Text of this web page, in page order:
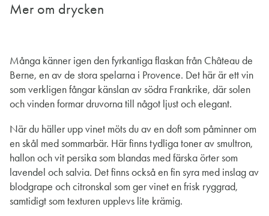
Mer om drycken
Många känner igen den fyrkantiga flaskan från Château de
Berne, en av de stora spelarna i Provence. Det här är ett vin
som verkligen fångar känslan av södra Frankrike, där solen
och vinden formar druvorna till något ljust och elegant.
När du häller upp vinet möts du av en doft som påminner om
en skål med sommarbär. Här finns tydliga toner av smultron,
hallon och vit persika som blandas med färska örter som
lavendel och salvia. Det finns också en fin syra med inslag av
blodgrape och citronskal som ger vinet en frisk ryggrad,
samtidigt som texturen upplevs lite krämig.